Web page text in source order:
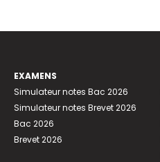
EXAMENS
Simulateur notes Bac 2026
Simulateur notes Brevet 2026
Bac 2026
Brevet 2026